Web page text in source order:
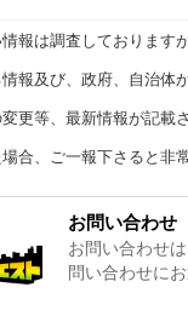
報は調査しております
報及び、政府、自治体
更等、最新情報が記載
合、ご一報下さると非
お問い合わせ
お問い合わせ
問い合わせに